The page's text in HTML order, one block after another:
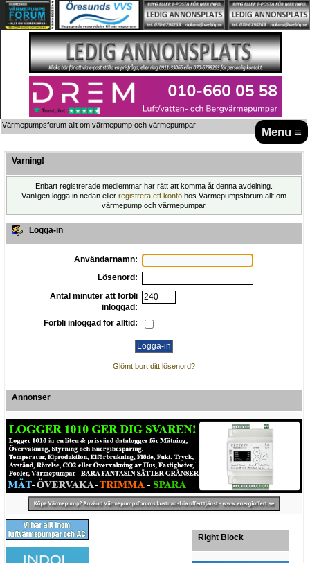
Menu ≡
Värmepumpsforum allt om värmepump och värmepumpar
Varning!
Enbart registrerade medlemmar har rätt att komma åt denna avdelning.
Vänligen logga in nedan eller registrera ett konto hos Värmepumpsforum allt om
värmepump och värmepumpar.
Logga-in
Användarnamn:
Lösenord:
Antal minuter att förbli
inloggad:
Förbli inloggad för alltid:
Glömt bort ditt lösenord?
Annonser
Right Block